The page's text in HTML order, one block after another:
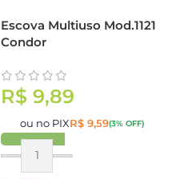
Escova Multiuso Mod.1121
Condor
R$ 9,89
ou no PIXR$ 9,59(3% OFF)
Comprar